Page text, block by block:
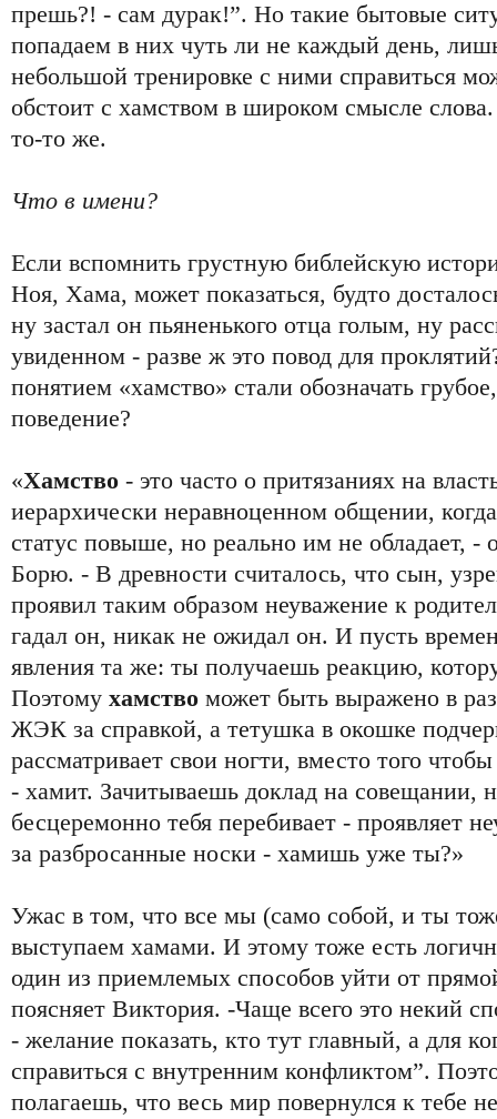
прешь?! - сам дурак!”. Но такие бытовые
попадаем в них чуть ли не каждый день,
небольшой тренировке с ними справиться
обстоит с хамством в широком смысле
то-то же.
Что в имени?
Если вспомнить грустную библейскую
Ноя, Хама, может показаться, будто
ну застал он пьяненького отца голым, ну
увиденном - разве ж это повод для
понятием «хамство» стали обозначать
поведение?
«Хамство - это часто о притязаниях на
иерархически неравноценном общении,
статус повыше, но реально им не обладает, -
Борю. - В древности считалось, что сын,
проявил таким образом неуважение к
гадал он, никак не ожидал он. И пусть
явления та же: ты получаешь реакцию,
Поэтому хамство может быть выражено в
ЖЭК за справкой, а тетушка в окошке
рассматривает свои ногти, вместо того
- хамит. Зачитываешь доклад на совещании,
бесцеремонно тебя перебивает - проявляет
за разбросанные носки - хамишь уже ты?»
Ужас в том, что все мы (само собой, и ты
выступаем хамами. И этому тоже есть
один из приемлемых способов уйти от
поясняет Виктория. -Чаще всего это некий
- желание показать, кто тут главный, а для
справиться с внутренним конфликтом”.
полагаешь, что весь мир повернулся к тебе